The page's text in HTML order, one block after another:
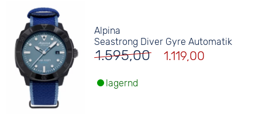
Alpina
Seastrong Diver Gyre Automatik
1.595,00 1.119,00
lagernd